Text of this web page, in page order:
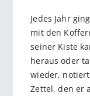
Jedes Jahr
mit den
seiner Kiste
heraus oder
wieder,
Zettel, den er